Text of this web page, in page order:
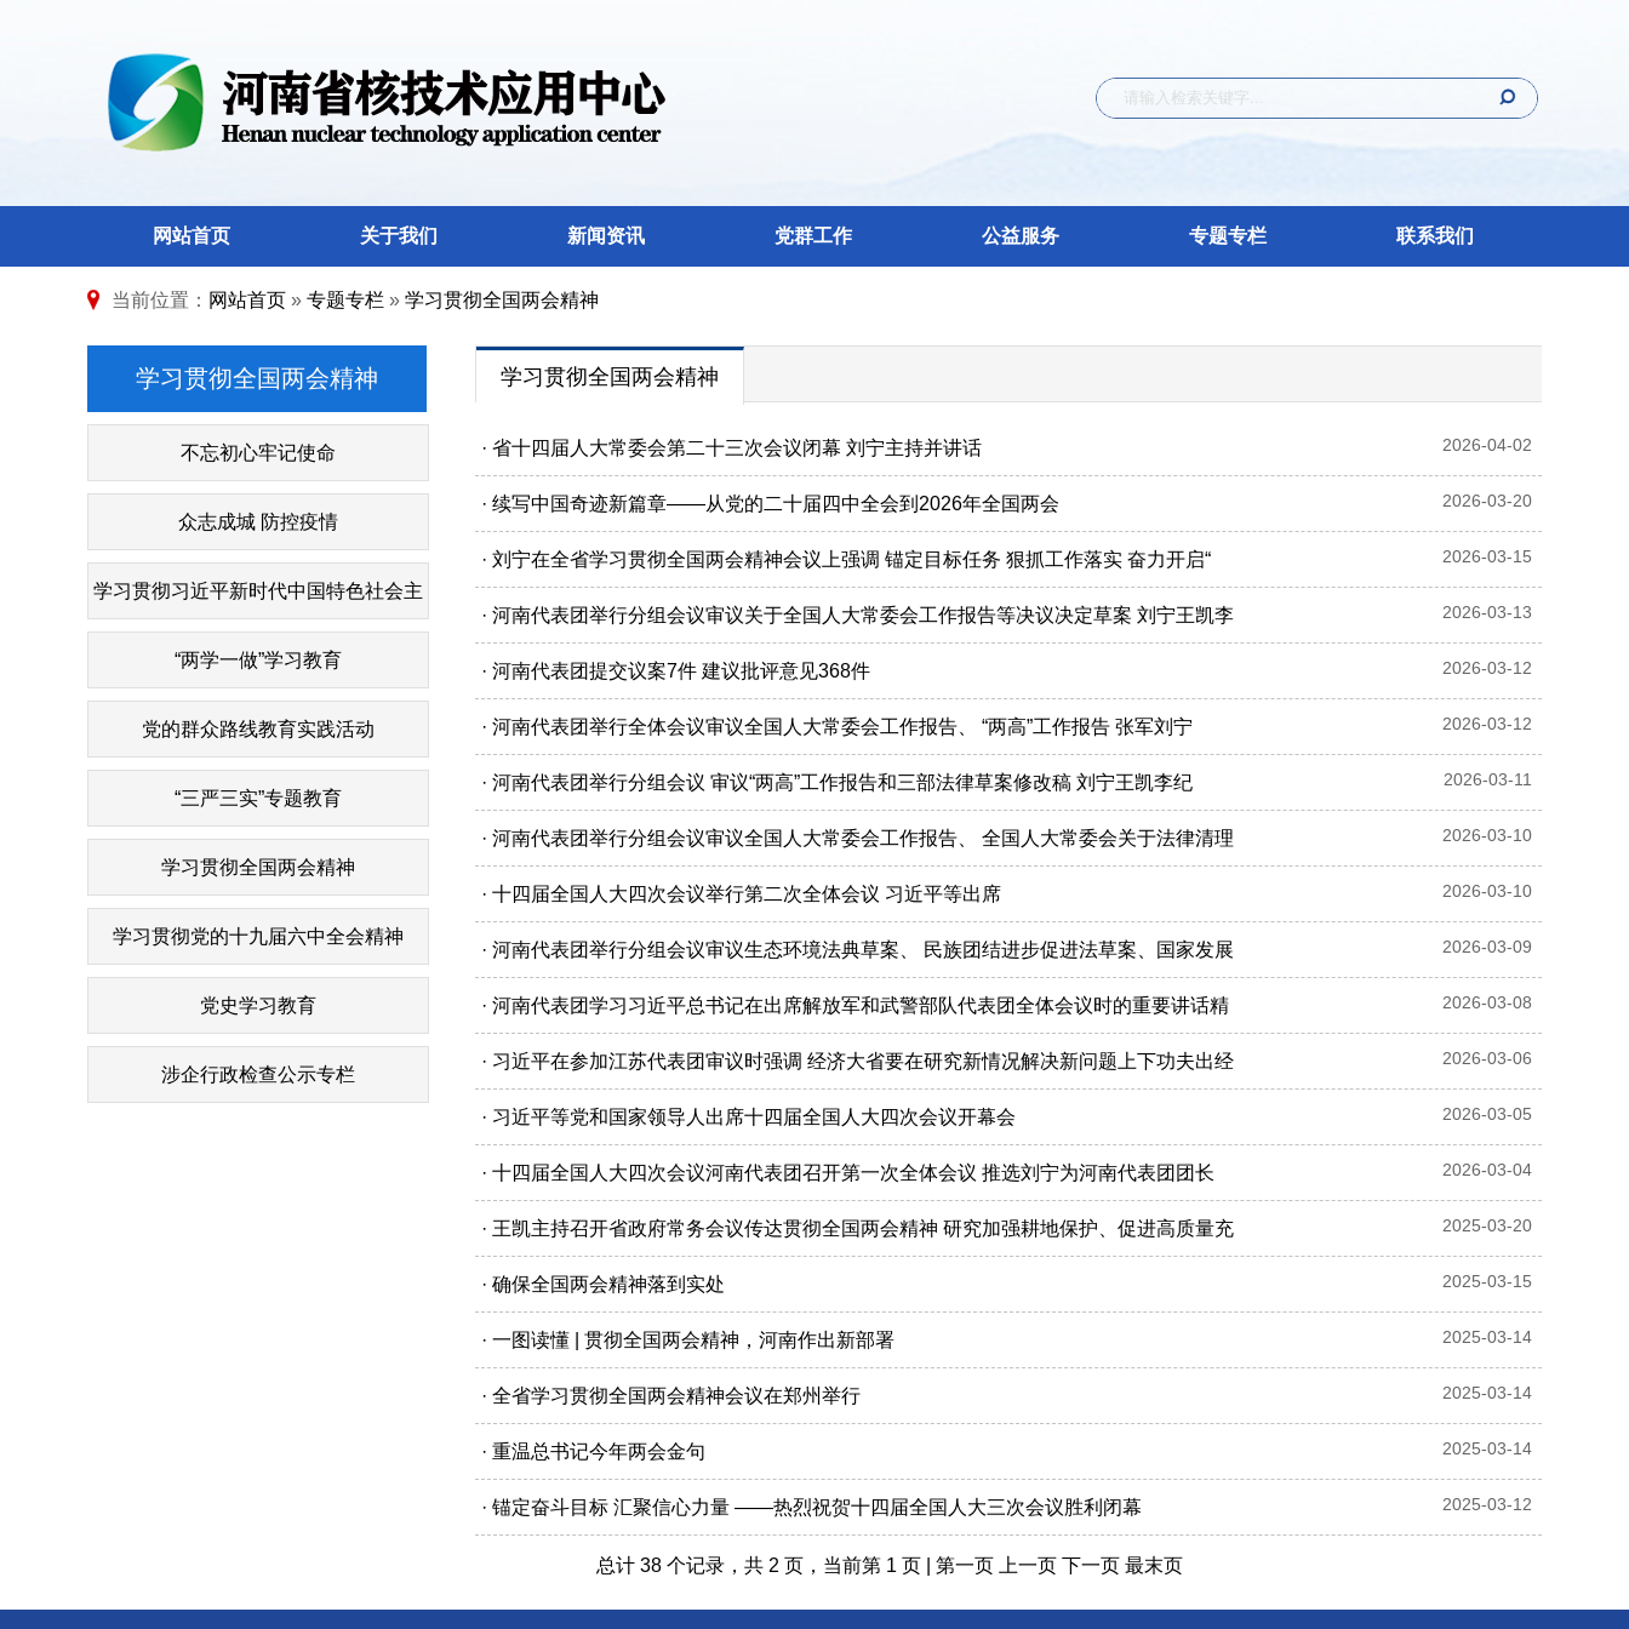
网站首页 关于我们 新闻资讯 党群工作 公益服务 专题专栏 联系我们
当前位置： 网站首页 » 专题专栏 » 学习贯彻全国两会精神
学习贯彻全国两会精神
不忘初心牢记使命
众志成城 防控疫情
学习贯彻习近平新时代中国特色社会主
“两学一做”学习教育
党的群众路线教育实践活动
“三严三实”专题教育
学习贯彻全国两会精神
学习贯彻党的十九届六中全会精神
党史学习教育
涉企行政检查公示专栏
学习贯彻全国两会精神
· 省十四届人大常委会第二十三次会议闭幕 刘宁主持并讲话 2026-04-02
· 续写中国奇迹新篇章——从党的二十届四中全会到2026年全国两会 2026-03-20
· 刘宁在全省学习贯彻全国两会精神会议上强调 锚定目标任务 狠抓工作落实 奋力开启“ 2026-03-15
· 河南代表团举行分组会议审议关于全国人大常委会工作报告等决议决定草案 刘宁王凯李 2026-03-13
· 河南代表团提交议案7件 建议批评意见368件 2026-03-12
· 河南代表团举行全体会议审议全国人大常委会工作报告、 “两高”工作报告 张军刘宁 2026-03-12
· 河南代表团举行分组会议 审议“两高”工作报告和三部法律草案修改稿 刘宁王凯李纪 2026-03-11
· 河南代表团举行分组会议审议全国人大常委会工作报告、 全国人大常委会关于法律清理 2026-03-10
· 十四届全国人大四次会议举行第二次全体会议 习近平等出席 2026-03-10
· 河南代表团举行分组会议审议生态环境法典草案、 民族团结进步促进法草案、国家发展 2026-03-09
· 河南代表团学习习近平总书记在出席解放军和武警部队代表团全体会议时的重要讲话精 2026-03-08
· 习近平在参加江苏代表团审议时强调 经济大省要在研究新情况解决新问题上下功夫出经 2026-03-06
· 习近平等党和国家领导人出席十四届全国人大四次会议开幕会 2026-03-05
· 十四届全国人大四次会议河南代表团召开第一次全体会议 推选刘宁为河南代表团团长 2026-03-04
· 王凯主持召开省政府常务会议传达贯彻全国两会精神 研究加强耕地保护、促进高质量充 2025-03-20
· 确保全国两会精神落到实处 2025-03-15
· 一图读懂 | 贯彻全国两会精神，河南作出新部署 2025-03-14
· 全省学习贯彻全国两会精神会议在郑州举行 2025-03-14
· 重温总书记今年两会金句 2025-03-14
· 锚定奋斗目标 汇聚信心力量 ——热烈祝贺十四届全国人大三次会议胜利闭幕 2025-03-12
总计 38 个记录，共 2 页，当前第 1 页 | 第一页 上一页 下一页 最末页